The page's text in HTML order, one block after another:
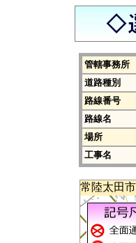
管轄事務所
道路種別
路線番号
路線名
場所
工事名
常陸太田